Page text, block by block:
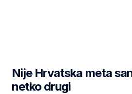
Nije Hrvatska meta
netko drugi